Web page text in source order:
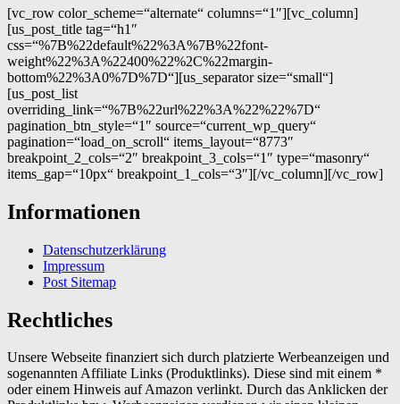
[vc_row color_scheme=“alternate“ columns=“1″][vc_column]
[us_post_title tag=“h1″
css=“%7B%22default%22%3A%7B%22font-
weight%22%3A%22400%22%2C%22margin-
bottom%22%3A0%7D%7D“][us_separator size=“small“]
[us_post_list
overriding_link=“%7B%22url%22%3A%22%22%7D“
pagination_btn_style=“1″ source=“current_wp_query“
pagination=“load_on_scroll“ items_layout=“8773″
breakpoint_2_cols=“2″ breakpoint_3_cols=“1″ type=“masonry“
items_gap=“10px“ breakpoint_1_cols=“3″][/vc_column][/vc_row]
Informationen
Datenschutzerklärung
Impressum
Post Sitemap
Rechtliches
Unsere Webseite finanziert sich durch platzierte Werbeanzeigen und
sogenannten Affiliate Links (Produktlinks). Diese sind mit einem *
oder einem Hinweis auf Amazon verlinkt. Durch das Anklicken der